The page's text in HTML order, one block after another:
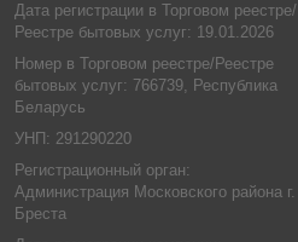
Дата регистрации в Торговом реестре/
Реестре бытовых услуг: 19.01.2026
Номер в Торговом реестре/Реестре
бытовых услуг: 766739, Республика
Беларусь
УНП: 291290220
Регистрационный орган:
Администрация Московского района г.
Бреста